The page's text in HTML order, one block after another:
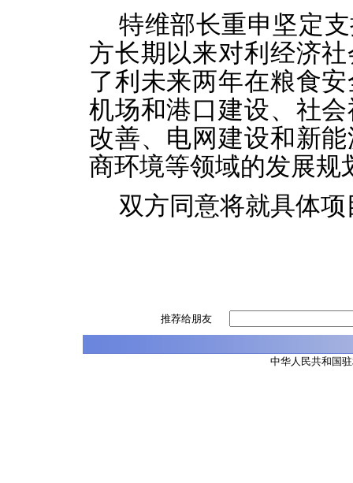
特维部长重申坚定
方长期以来对利经济
了利未来两年在粮食
机场和港口建设、社
改善、电网建设和新
商环境等领域的发展规
双方同意将就具体
推荐给朋友
中华人民共和国